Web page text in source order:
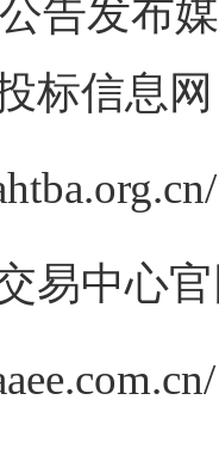
告发布
标信息网
易中心